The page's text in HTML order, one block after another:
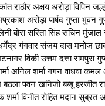
राठौर अक्षय अरोड़ा विपिन
अरोड़ा पार्षद गुप्ता भुवन
बोरा सरिता सिंह सचिन
गंगवार संजय दास मनोज
विकी उत्तम दत्ता रामपुरा
अनिल शर्मा गगन वाधवा कमल
पवन खनिजो बब्बू हरजीत
शर्मा विनीत रोहित मदान सुब्रत